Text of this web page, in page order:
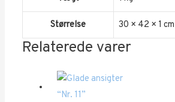
Størrelse 30 × 42 × 1 cm
Relaterede varer